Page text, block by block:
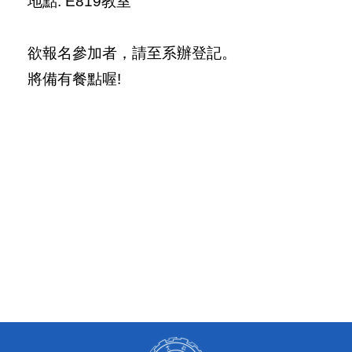
欲報名參加者，請至系辦登記。
將備有餐點喔!